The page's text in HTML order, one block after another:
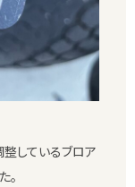
しているブロア
。